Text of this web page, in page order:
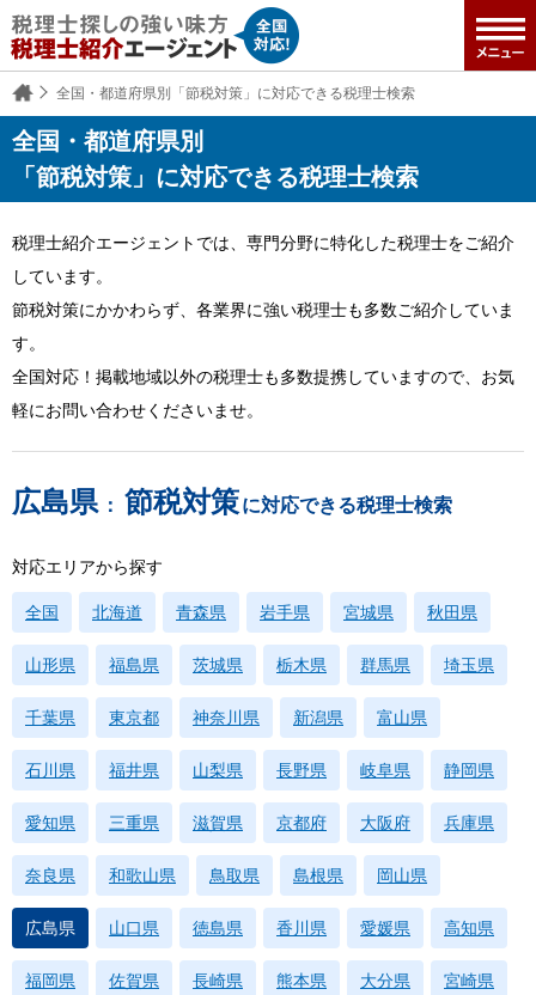
全国・都道府県別「節税対策」に対応できる税理士検索
全国・都道府県別
「節税対策」に対応できる税理士検索
税理士紹介エージェントでは、専門分野に特化した税理士をご紹介
しています。
節税対策にかかわらず、各業界に強い税理士も多数ご紹介していま
す。
全国対応！掲載地域以外の税理士も多数提携していますので、お気
軽にお問い合わせくださいませ。
広島県 ： 節税対策に対応できる税理士検索
対応エリアから探す
全国 北海道 青森県 岩手県 宮城県 秋田県
山形県 福島県 茨城県 栃木県 群馬県 埼玉県
千葉県 東京都 神奈川県 新潟県 富山県
石川県 福井県 山梨県 長野県 岐阜県 静岡県
愛知県 三重県 滋賀県 京都府 大阪府 兵庫県
奈良県 和歌山県 鳥取県 島根県 岡山県
広島県 山口県 徳島県 香川県 愛媛県 高知県
福岡県 佐賀県 長崎県 熊本県 大分県 宮崎県